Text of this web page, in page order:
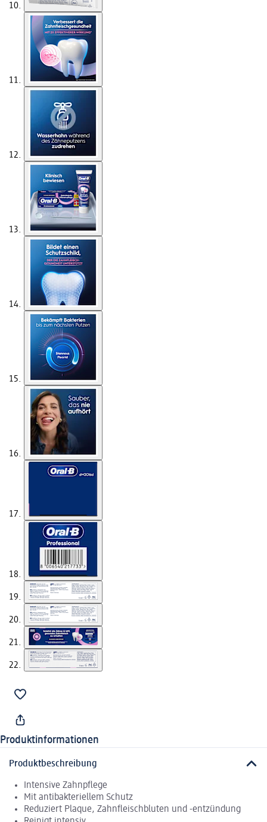
Produktinformationen
Produktbeschreibung
Intensive Zahnpflege
Mit antibakteriellem Schutz
Reduziert Plaque, Zahnfleischbluten und -entzündung